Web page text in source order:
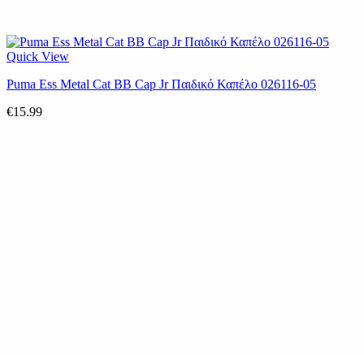
Quick View
Puma Ess Metal Cat BB Cap Jr Παιδικό Καπέλο 026116-05
€15.99